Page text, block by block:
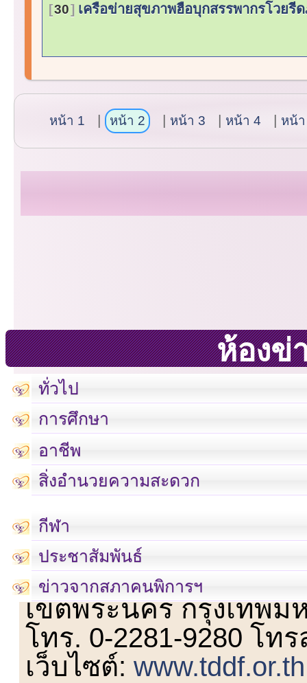
30 เครือข่ายสุขภาพฮือบุกสรรพากรโวยรี
หน้า 1 หน้า 2 หน้า 3 หน้า 4 หน้
ห้องข่
ทั่วไป
การศึกษา
อาชีพ
สิ่งอำนวยความสะดวก
กีฬา
ประชาสัมพันธ์
ข่าวจากสภาคนพิการฯ
เลขที่ 23 ชั้น 2 ถนนวิ
เขตพระนคร กรุงเทพม
โทร. 0-2281-9280 โท
เว็บไซต์:www.tddf.or.th